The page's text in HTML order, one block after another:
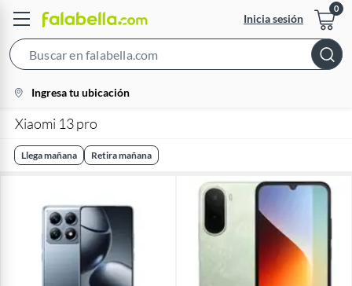
Inicia sesión
Bar
location-
icon
Ingresa tu ubicación
Xiaomi 13 pro
Llega mañana Retira mañana